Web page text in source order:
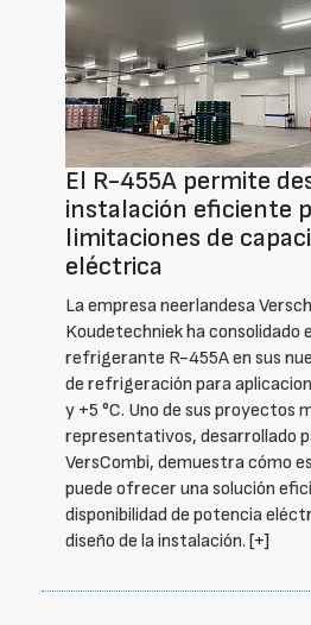
El R-455A permite
instalación eficiente
limitaciones de
eléctrica
La empresa neerlandesa
Koudetechniek ha consolidado
refrigerante R-455A en sus
de refrigeración para
y +5 °C. Uno de sus proyectos
representativos, desarrollado
VersCombi, demuestra cómo
puede ofrecer una solución
disponibilidad de potencia
diseño de la instalación. [+]